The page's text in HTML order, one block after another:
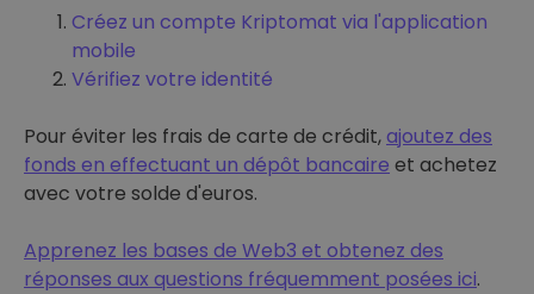
Créez un compte Kriptomat via l'application
mobile
Vérifiez votre identité
Pour éviter les frais de carte de crédit,ajoutez des
fonds en effectuant un dépôt bancaire et achetez
avec votre solde d'euros.
Apprenez les bases de Web3 et obtenez des
réponses aux questions fréquemment posées ici.